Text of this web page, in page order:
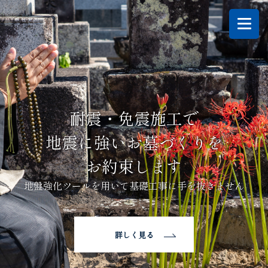
耐震・免震施工で
地震に強いお墓づくりを
お約束します
地盤強化ツールを用いて基礎工事に手を抜きません
詳しく見る